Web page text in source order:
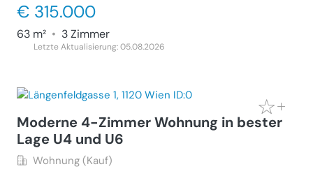
€ 315.000
63 m² • 3 Zimmer
Letzte Aktualisierung: 05.08.2026
Moderne 4-Zimmer Wohnung in bester
Lage U4 und U6
Wohnung (Kauf)